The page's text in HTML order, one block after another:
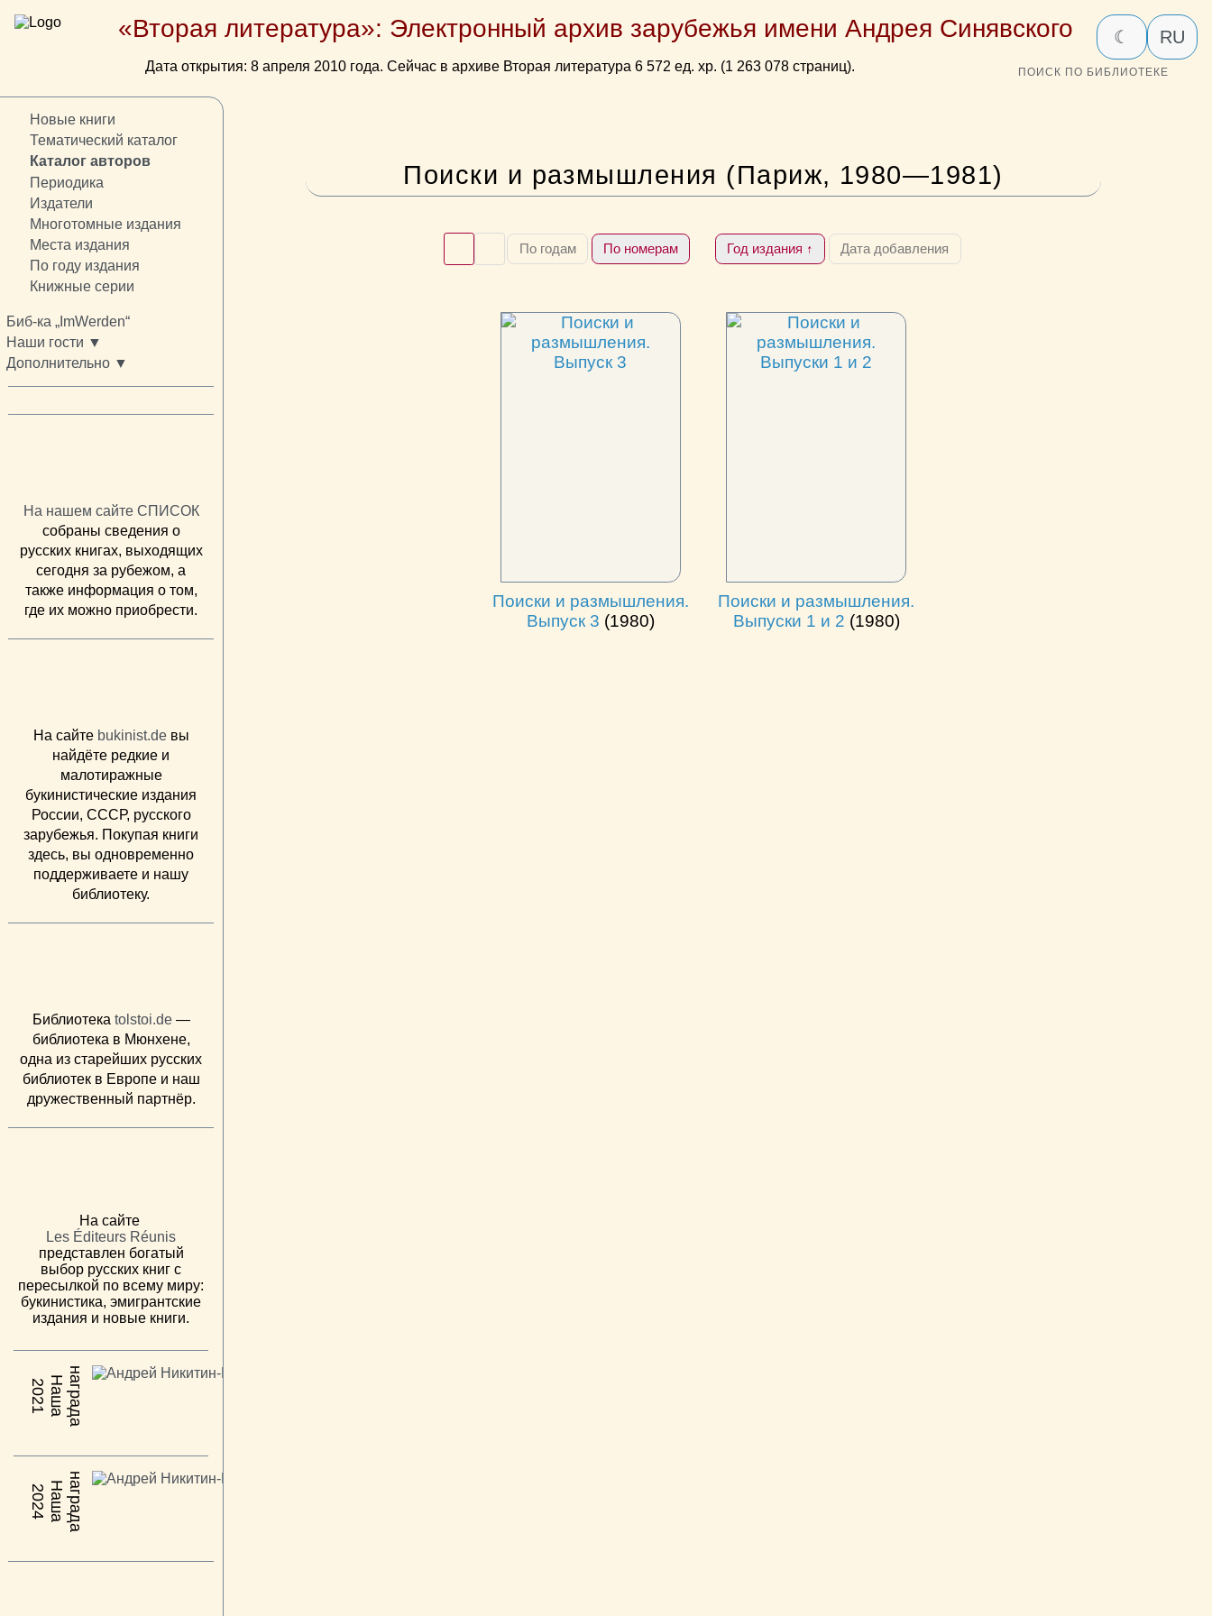
«Вторая литература»: Электронный архив зарубежья имени Андрея Синявского
Дата открытия: 8 апреля 2010 года. Сейчас в архиве Вторая литература 6 572 ед. хр. (1 263 078 страниц).
☾ RU
ПОИСК ПО БИБЛИОТЕКЕ
Новые книги
Тематический каталог
Каталог авторов
Периодика
Издатели
Многотомные издания
Места издания
По году издания
Книжные серии
Биб-ка „ImWerden“
Наши гости ▼
Дополнительно ▼
На нашем сайте СПИСОК
собраны сведения о
русских книгах, выходящих
сегодня за рубежом, а
также информация о том,
где их можно приобрести.
На сайте bukinist.deвы
найдёте редкие и
малотиражные
букинистические издания
России, СССР, русского
зарубежья. Покупая книги
здесь, вы одновременно
поддерживаете и нашу
библиотеку.
Библиотека tolstoi.de—
библиотека в Мюнхене,
одна из старейших русских
библиотек в Европе и наш
дружественный партнёр.
На сайте
Les Éditeurs Réunis
представлен богатый
выбор русских книг с
пересылкой по всему миру:
букинистика, эмигрантские
издания и новые книги.
2021 Н
а
ш
ан
а
г
р
а
да
2024 Н
а
ш
ан
а
г
р
а
да
Поиски и размышления (Париж, 1980—1981)
По годам По номерам Год издания ↑ Дата добавления
Поиски и размышления.
Выпуск 3 (1980)
Поиски и размышления.
Выпуски 1 и 2 (1980)